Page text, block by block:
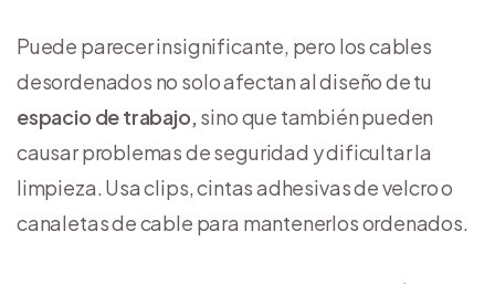
Puede parecer insignificante, pero los cables
desordenados no solo afectan al diseño de tu
espacio de trabajo, sino que también pueden
causar problemas de seguridad y dificultar la
limpieza. Usa clips, cintas adhesivas de velcro o
canaletas de cable para mantenerlos ordenados.